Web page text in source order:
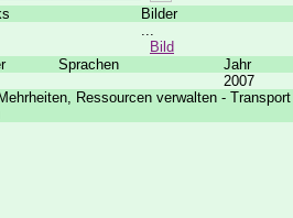
Bilder
...
Bild
Sprachen
Jahr
2007
Ressourcen verwalten -